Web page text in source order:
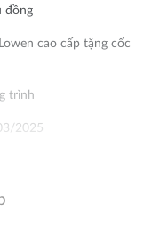
đồng
cao cấp tặng cốc
trình
2025